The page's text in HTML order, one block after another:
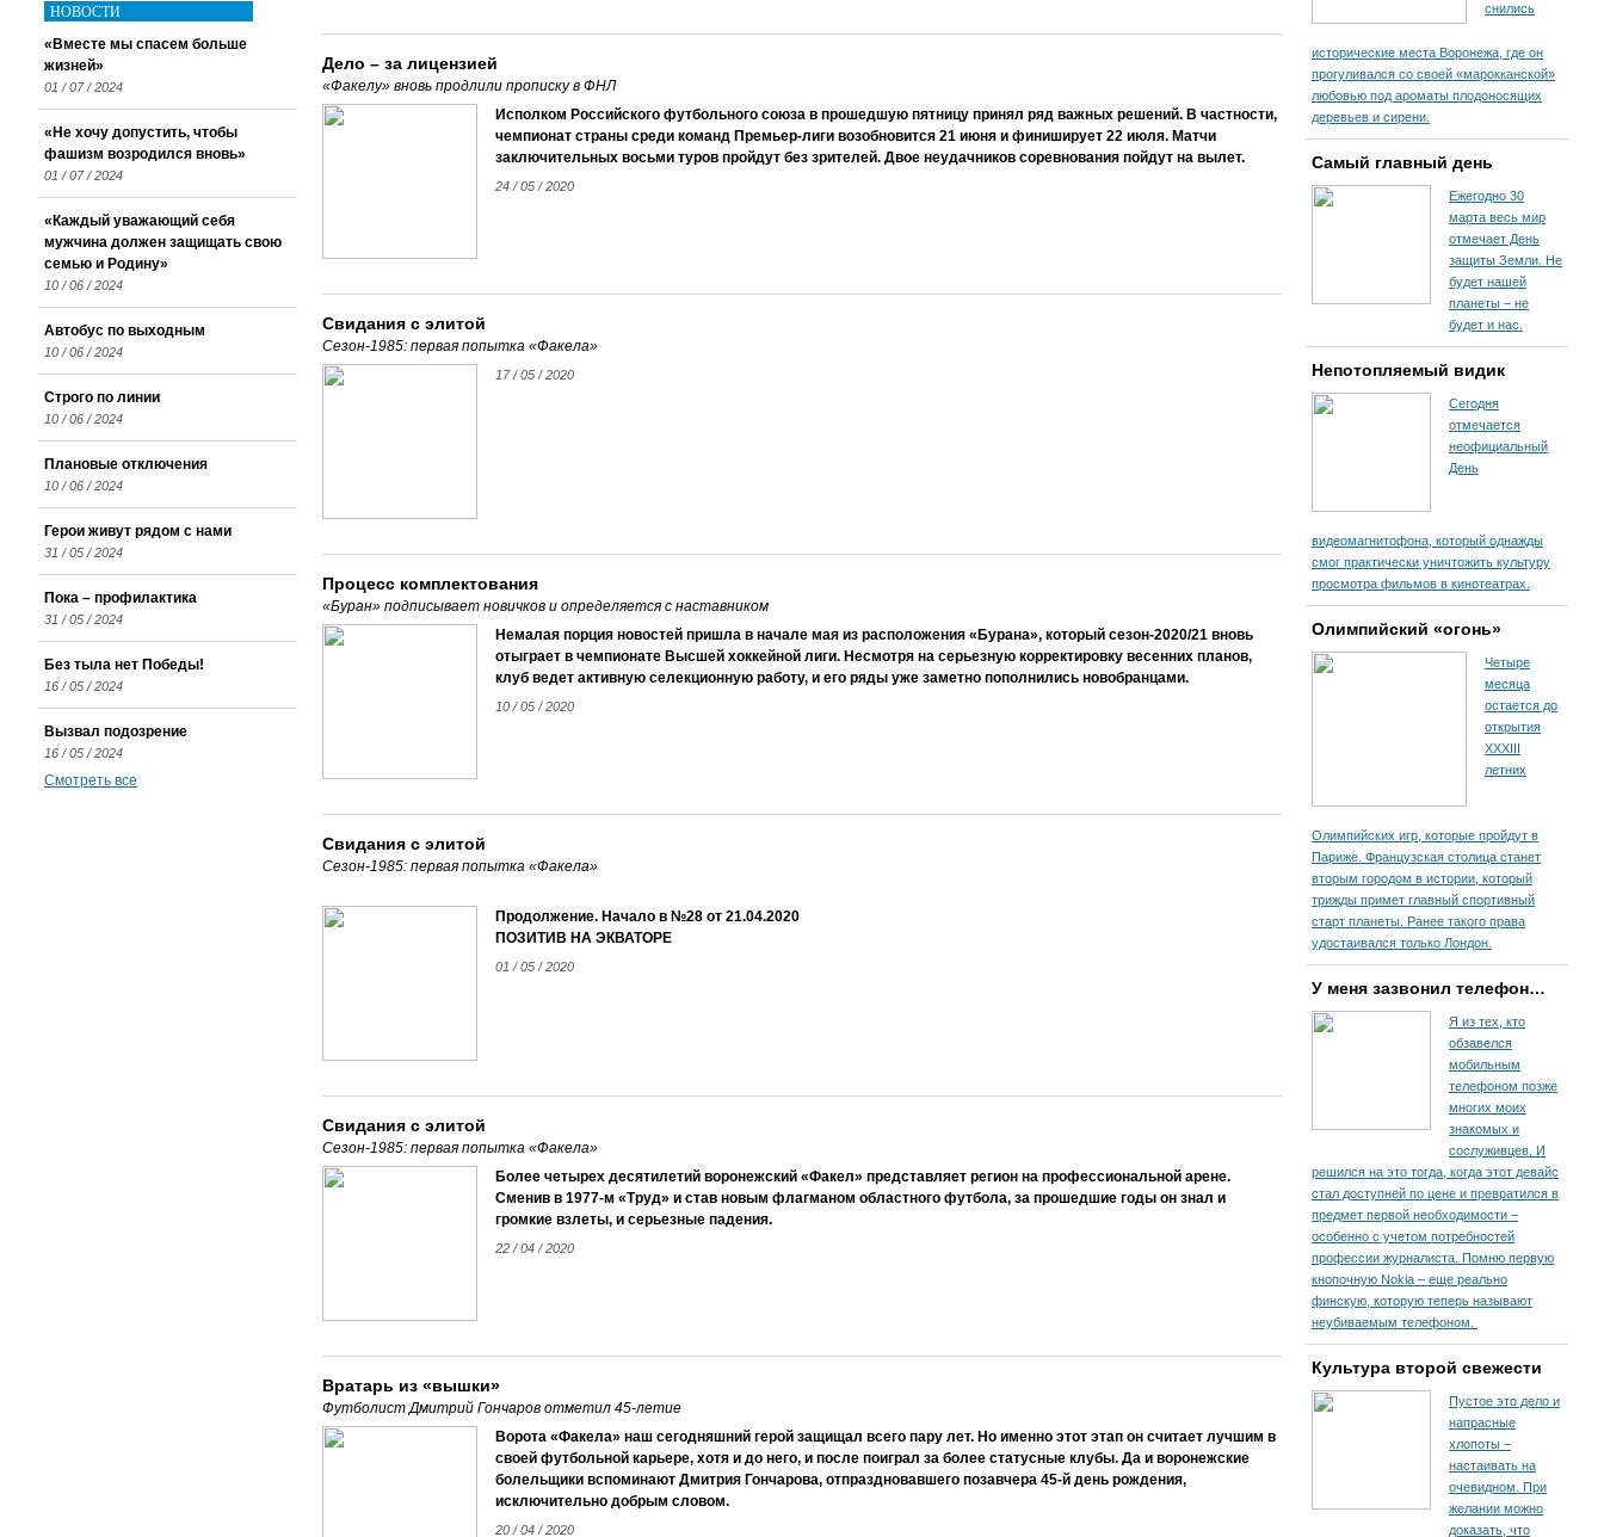
Дело – за лицензией
«Факелу» вновь продлили прописку в ФНЛ
Исполком Российского футбольного союза в прошедшую пятницу принял ряд важных решений. В частности,
чемпионат страны среди команд Премьер-лиги возобновится 21 июня и финиширует 22 июля. Матчи
заключительных восьми туров пройдут без зрителей. Двое неудачников соревнования пойдут на вылет.
24 / 05 / 2020
Свидания с элитой
Сезон-1985: первая попытка «Факела»
17 / 05 / 2020
Процесс комплектования
«Буран» подписывает новичков и определяется с наставником
Немалая порция новостей пришла в начале мая из расположения «Бурана», который сезон-2020/21 вновь
отыграет в чемпионате Высшей хоккейной лиги. Несмотря на серьезную корректировку весенних планов,
клуб ведет активную селекционную работу, и его ряды уже заметно пополнились новобранцами.
10 / 05 / 2020
Свидания с элитой
Сезон-1985: первая попытка «Факела»
Продолжение. Начало в №28 от 21.04.2020
ПОЗИТИВ НА ЭКВАТОРЕ
01 / 05 / 2020
Свидания с элитой
Сезон-1985: первая попытка «Факела»
Более четырех десятилетий воронежский «Факел» представляет регион на профессиональной арене.
Сменив в 1977-м «Труд» и став новым флагманом областного футбола, за прошедшие годы он знал и
громкие взлеты, и серьезные падения.
22 / 04 / 2020
Вратарь из «вышки»
Футболист Дмитрий Гончаров отметил 45-летие
Ворота «Факела» наш сегодняшний герой защищал всего пару лет. Но именно этот этап он считает лучшим в
своей футбольной карьере, хотя и до него, и после поиграл за более статусные клубы. Да и воронежские
болельщики вспоминают Дмитрия Гончарова, отпраздновавшего позавчера 45-й день рождения,
исключительно добрым словом.
20 / 04 / 2020
НОВОСТИ
«Вместе мы спасем больше
жизней»
01 / 07 / 2024
«Не хочу допустить, чтобы
фашизм возродился вновь»
01 / 07 / 2024
«Каждый уважающий себя
мужчина должен защищать свою
семью и Родину»
10 / 06 / 2024
Автобус по выходным
10 / 06 / 2024
Строго по линии
10 / 06 / 2024
Плановые отключения
10 / 06 / 2024
Герои живут рядом с нами
31 / 05 / 2024
Пока – профилактика
31 / 05 / 2024
Без тыла нет Победы!
16 / 05 / 2024
Вызвал подозрение
16 / 05 / 2024
Смотреть все
снились
исторические места Воронежа, где он
прогуливался со своей «марокканской»
любовью под ароматы плодоносящих
деревьев и сирени.
Самый главный день
Ежегодно 30
марта весь мир
отмечает День
защиты Земли. Не
будет нашей
планеты – не
будет и нас.
Непотопляемый видик
Сегодня
отмечается
неофициальный
День
видеомагнитофона, который однажды
смог практически уничтожить культуру
просмотра фильмов в кинотеатрах.
Олимпийский «огонь»
Четыре
месяца
остается до
открытия
XXXIII
летних
Олимпийских игр, которые пройдут в
Париже. Французская столица станет
вторым городом в истории, который
трижды примет главный спортивный
старт планеты. Ранее такого права
удостаивался только Лондон.
У меня зазвонил телефон…
Я из тех, кто
обзавелся
мобильным
телефоном позже
многих моих
знакомых и
сослуживцев. И
решился на это тогда, когда этот девайс
стал доступней по цене и превратился в
предмет первой необходимости –
особенно с учетом потребностей
профессии журналиста. Помню первую
кнопочную Nokia – еще реально
финскую, которую теперь называют
неубиваемым телефоном.
Культура второй свежести
Пустое это дело и
напрасные
хлопоты –
настаивать на
очевидном. При
желании можно
доказать, что